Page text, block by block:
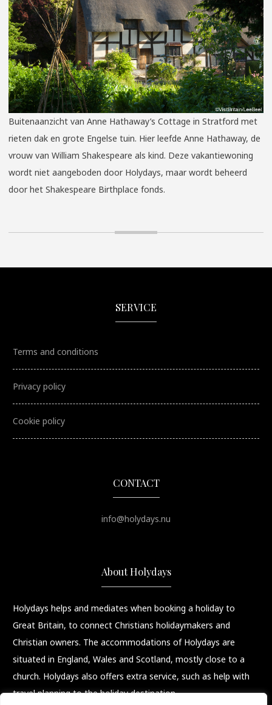
Buitenaanzicht van Anne Hathaway’s Cottage in Stratford met
rieten dak en grote Engelse tuin. Hier leefde Anne Hathaway, de
vrouw van William Shakespeare als kind. Deze vakantiewoning
wordt niet aangeboden door Holydays, maar wordt beheerd
door het Shakespeare Birthplace fonds.
SERVICE
Terms and conditions
Privacy policy
Cookie policy
CONTACT
info@holydays.nu
About Holydays
Holydays helps and mediates when booking a holiday to
Great Britain, to connect Christians holidaymakers and
Christian owners. The accommodations of Holydays are
situated in England, Wales and Scotland, mostly close to a
church. Holydays also offers extra service, such as help with
travel planning to the holiday destination.